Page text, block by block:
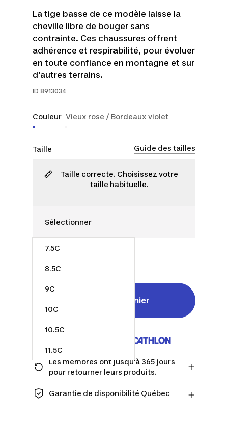
La tige basse de ce modèle laisse la
cheville libre de bouger sans
contrainte. Ces chaussures offrent
adhérence et respirabilité, pour évoluer
en toute confiance en montagne et sur
d’autres terrains.
ID 8913034
Couleur Vieux rose / Bordeaux violet
Taille Guide des tailles
Taille correcte. Choisissez votre
taille habituelle.
7.5C
8.5C
9C
10C
10.5C
11.5C
12.5C
13C
Ajouter au panier
Les membres ont jusqu'à 365 jours
pour retourner leurs produits.
et obtenez plus de temps pour
Garantie de disponibilité Québec